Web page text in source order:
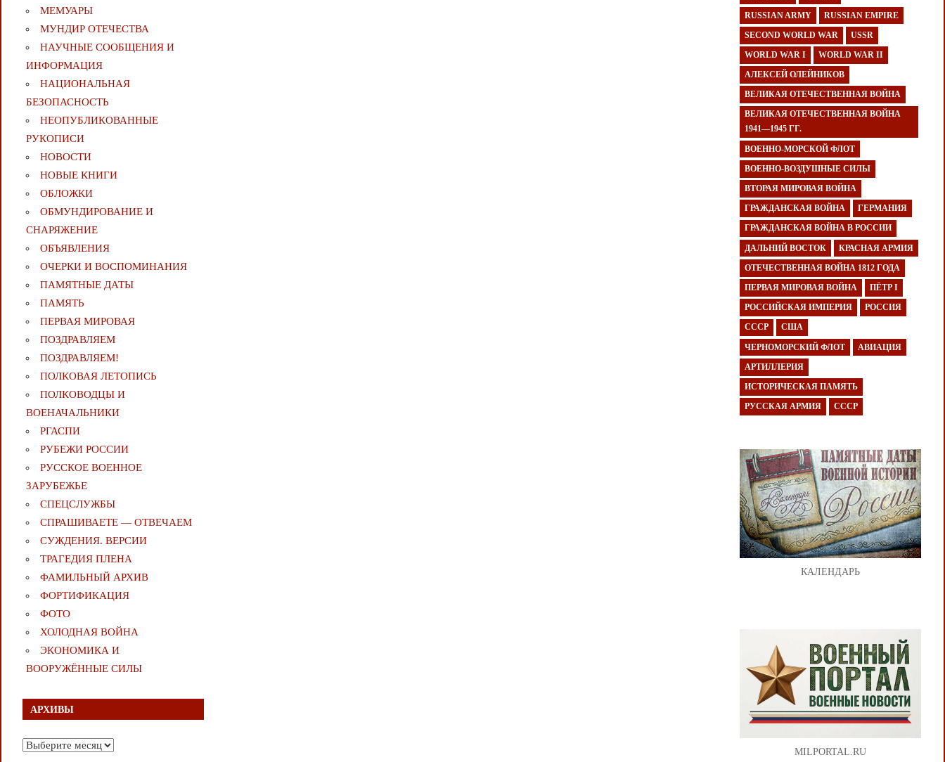
МЕМУАРЫ
МУНДИР ОТЕЧЕСТВА
НАУЧНЫЕ СООБЩЕНИЯ И
ИНФОРМАЦИЯ
НАЦИОНАЛЬНАЯ
БЕЗОПАСНОСТЬ
НЕОПУБЛИКОВАННЫЕ
РУКОПИСИ
НОВОСТИ
НОВЫЕ КНИГИ
ОБЛОЖКИ
ОБМУНДИРОВАНИЕ И
СНАРЯЖЕНИЕ
ОБЪЯВЛЕНИЯ
ОЧЕРКИ И ВОСПОМИНАНИЯ
ПАМЯТНЫЕ ДАТЫ
ПАМЯТЬ
ПЕРВАЯ МИРОВАЯ
ПОЗДРАВЛЯЕМ
ПОЗДРАВЛЯЕМ!
ПОЛКОВАЯ ЛЕТОПИСЬ
ПОЛКОВОДЦЫ И
ВОЕНАЧАЛЬНИКИ
РГАСПИ
РУБЕЖИ РОССИИ
РУССКОЕ ВОЕННОЕ
ЗАРУБЕЖЬЕ
СПЕЦСЛУЖБЫ
СПРАШИВАЕТЕ — ОТВЕЧАЕМ
СУЖДЕНИЯ. ВЕРСИИ
ТРАГЕДИЯ ПЛЕНА
ФАМИЛЬНЫЙ АРХИВ
ФОРТИФИКАЦИЯ
ФОТО
ХОЛОДНАЯ ВОЙНА
ЭКОНОМИКА И
ВООРУЖЁННЫЕ СИЛЫ
АРХИВЫ
Архивы
RUSSIAN ARMY RUSSIAN EMPIRE
SECOND WORLD WAR USSR
WORLD WAR I WORLD WAR II
АЛЕКСЕЙ ОЛЕЙНИКОВ
ВЕЛИКАЯ ОТЕЧЕСТВЕННАЯ ВОЙНА
ВЕЛИКАЯ ОТЕЧЕСТВЕННАЯ ВОЙНА
1941—1945 ГГ.
ВОЕННО-МОРСКОЙ ФЛОТ
ВОЕННО-ВОЗДУШНЫЕ СИЛЫ
ВТОРАЯ МИРОВАЯ ВОЙНА
ГРАЖДАНСКАЯ ВОЙНА ГЕРМАНИЯ
ГРАЖДАНСКАЯ ВОЙНА В РОССИИ
ДАЛЬНИЙ ВОСТОК КРАСНАЯ АРМИЯ
ОТЕЧЕСТВЕННАЯ ВОЙНА 1812 ГОДА
ПЕРВАЯ МИРОВАЯ ВОЙНА ПЁТР I
РОССИЙСКАЯ ИМПЕРИЯ РОССИЯ
СССР США
ЧЕРНОМОРСКИЙ ФЛОТ АВИАЦИЯ
АРТИЛЛЕРИЯ
ИСТОРИЧЕСКАЯ ПАМЯТЬ
РУССКАЯ АРМИЯ СССР
КАЛЕНДАРЬ
MILPORTAL.RU